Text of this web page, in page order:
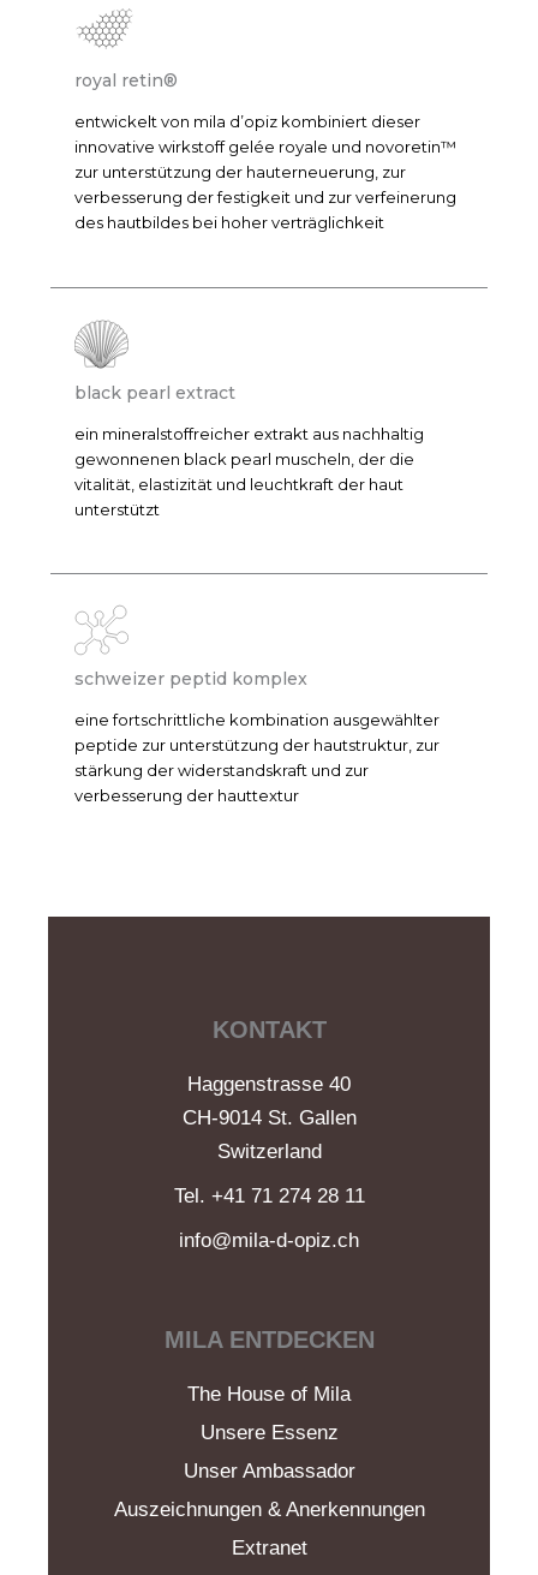
royal retin®
entwickelt von mila d’opiz kombiniert dieser
innovative wirkstoff gelée royale und novoretin™
zur unterstützung der hauterneuerung, zur
verbesserung der festigkeit und zur verfeinerung
des hautbildes bei hoher verträglichkeit
black pearl extract
ein mineralstoffreicher extrakt aus nachhaltig
gewonnenen black pearl muscheln, der die
vitalität, elastizität und leuchtkraft der haut
unterstützt
schweizer peptid komplex
eine fortschrittliche kombination ausgewählter
peptide zur unterstützung der hautstruktur, zur
stärkung der widerstandskraft und zur
verbesserung der hauttextur
KONTAKT
Haggenstrasse 40
CH-9014 St. Gallen
Switzerland
Tel. +41 71 274 28 11
info@mila-d-opiz.ch
MILA ENTDECKEN
The House of Mila
Unsere Essenz
Unser Ambassador
Auszeichnungen & Anerkennungen
Extranet